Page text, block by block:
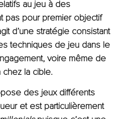
au jeu à des
pas pour premier objectif
d’une stratégie consistant
techniques de jeu dans le
voire même de
la cible.
des jeux différents
et est particulièrement